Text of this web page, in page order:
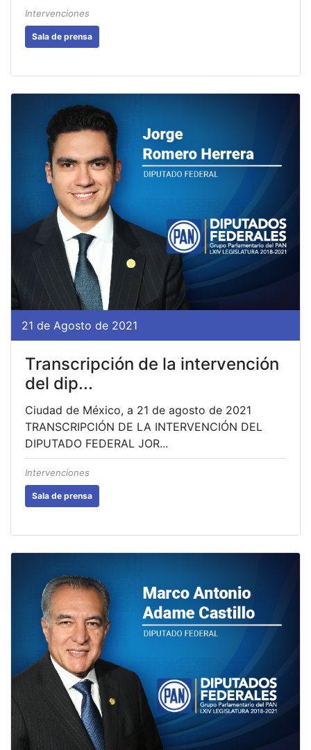
Intervenciones
Sala de prensa
21 de Agosto de 2021
Transcripción de la intervención
del dip...
Ciudad de México, a 21 de agosto de 2021
TRANSCRIPCIÓN DE LA INTERVENCIÓN DEL
DIPUTADO FEDERAL JOR...
Intervenciones
Sala de prensa